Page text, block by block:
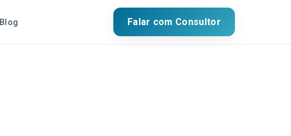
Blog Falar com Consultor